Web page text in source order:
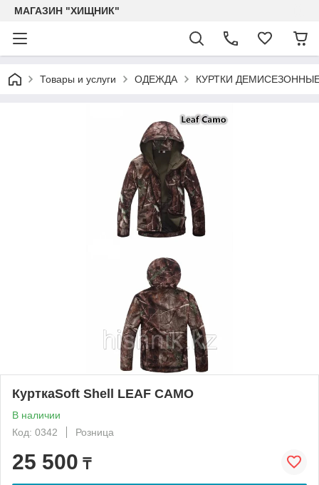
МАГАЗИН "ХИЩНИК"
Товары и услуги ОДЕЖДА КУРТКИ
КурткаSoft Shell LEAF CAMO
В наличии
Код: 0342
Розница
25 500 ₸